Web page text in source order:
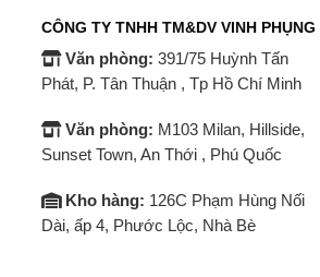
Lồng giặt đường kính lớn giúp
CÔNG TY TNHH TM&DV VINH PHỤNG
Văn phòng: 391/75 Huỳnh Tấn
Phát, P. Tân Thuận , Tp Hồ Chí Minh
Văn phòng: M103 Milan, Hillside,
Sunset Town, An Thới , Phú Quốc
Kho hàng: 126C Phạm Hùng Nối
Dài, ấp 4, Phước Lộc, Nhà Bè